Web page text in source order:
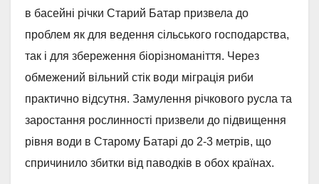
в басейні річки Старий Батар призвела до
проблем як для ведення сільського господарства,
так і для збереження біорізноманіття. Через
обмежений вільний стік води міграція риби
практично відсутня. Замулення річкового русла та
заростання рослинності призвели до підвищення
рівня води в Старому Батарі до 2-3 метрів, що
спричинило збитки від паводків в обох країнах.